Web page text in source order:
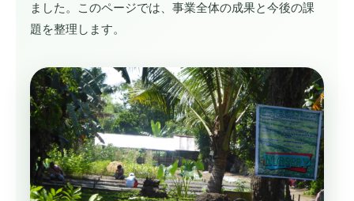
ました。このページでは、事業全体の成果と今後の課
題を整理します。